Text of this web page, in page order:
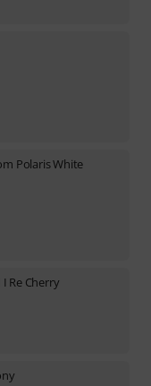
Polaris White
Re Cherry